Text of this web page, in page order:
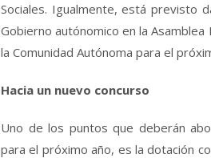
Sociales. Igualmente, está previsto
Gobierno autónomico en la
la Comunidad Autónoma para el
Hacia un nuevo concurso
Uno de los puntos que deberán
para el próximo año, es la dotación